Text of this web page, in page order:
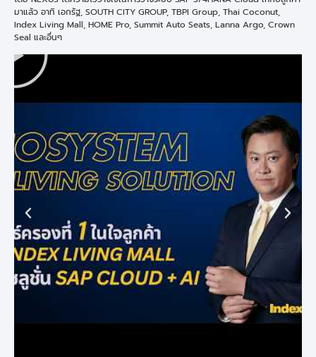
มาแล้ว อาทิ เอกรัฐ, SOUTH CITY GROUP, TBPI Group, Thai Coconut,
Index Living Mall, HOME Pro, Summit Auto Seats, Lanna Argo, Crown
Seal และอื่นๆ